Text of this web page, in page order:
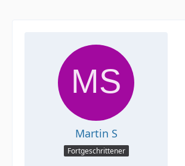
Martin S
Fortgeschrittener